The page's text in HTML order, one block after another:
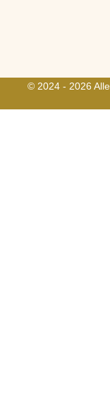
© 2024 - 2026